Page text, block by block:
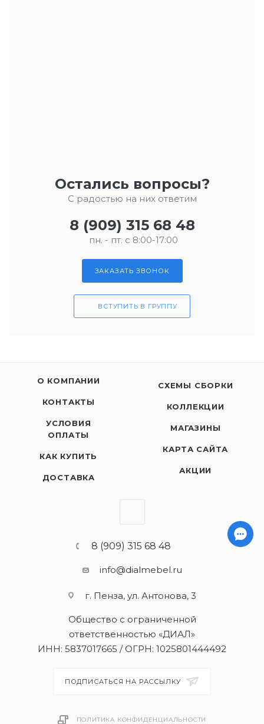
Остались вопросы?
С радостью на них ответим
8 (909) 315 68 48
пн. - пт. с 8:00-17:00
ЗАКАЗАТЬ ЗВОНОК
ВСТУПИТЬ В ГРУППУ
О КОМПАНИИ
КОНТАКТЫ
УСЛОВИЯ
ОПЛАТЫ
КАК КУПИТЬ
ДОСТАВКА
СХЕМЫ СБОРКИ
КОЛЛЕКЦИИ
МАГАЗИНЫ
КАРТА САЙТА
АКЦИИ
8 (909) 315 68 48
info@dialmebel.ru
г. Пенза, ул. Антонова, 3
Общество с ограниченной
ответственностью «ДИАЛ»
ИНН: 5837017665 / ОГРН: 1025801444492
ПОДПИСАТЬСЯ НА РАССЫЛКУ
ПОЛИТИКА КОНФИДЕНЦИАЛЬНОСТИ